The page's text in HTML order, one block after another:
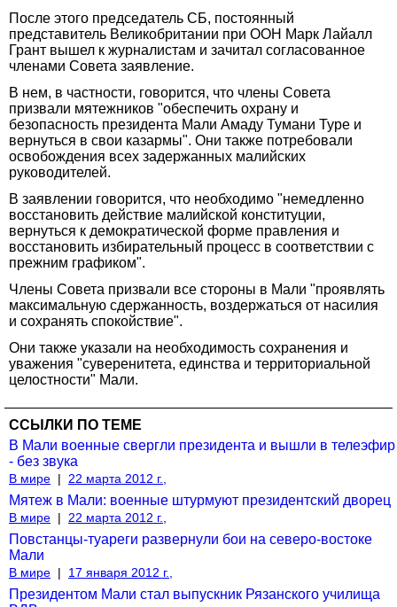
После этого председатель СБ, постоянный
представитель Великобритании при ООН Марк Лайалл
Грант вышел к журналистам и зачитал согласованное
членами Совета заявление.
В нем, в частности, говорится, что члены Совета
призвали мятежников "обеспечить охрану и
безопасность президента Мали Амаду Тумани Туре и
вернуться в свои казармы". Они также потребовали
освобождения всех задержанных малийских
руководителей.
В заявлении говорится, что необходимо "немедленно
восстановить действие малийской конституции,
вернуться к демократической форме правления и
восстановить избирательный процесс в соответствии с
прежним графиком".
Члены Совета призвали все стороны в Мали "проявлять
максимальную сдержанность, воздержаться от насилия
и сохранять спокойствие".
Они также указали на необходимость сохранения и
уважения "суверенитета, единства и территориальной
целостности" Мали.
ССЫЛКИ ПО ТЕМЕ
В Мали военные свергли президента и вышли в телеэфир
- без звука
В мире | 22 марта 2012 г.,
Мятеж в Мали: военные штурмуют президентский дворец
В мире | 22 марта 2012 г.,
Повстанцы-туареги развернули бои на северо-востоке
Мали
В мире | 17 января 2012 г.,
Президентом Мали стал выпускник Рязанского училища